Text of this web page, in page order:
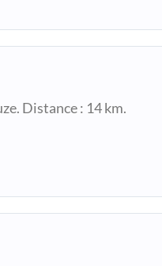
Distance : 14 km.